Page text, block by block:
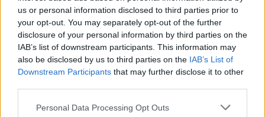
us or personal information disclosed to third parties prior to
your opt-out. You may separately opt-out of the further
disclosure of your personal information by third parties on the
IAB’s list of downstream participants. This information may
also be disclosed by us to third parties on the IAB’s List of
Downstream Participants that may further disclose it to other
Personal Data Processing Opt Outs
Vídeo con letra